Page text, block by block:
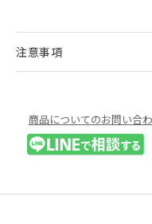
注意事項
商品についてのお問い合